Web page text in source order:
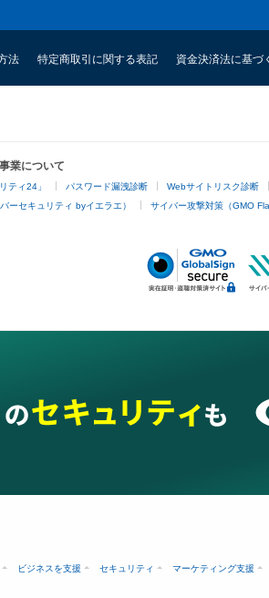
法 特定商取引に関する表記 資金決済法に基づ
業について
ティ24」 パスワード漏洩診断 Webサイトリスク診断
ーセキュリティ byイエラエ） サイバー攻撃対策（GMO
ビジネスを支援 セキュリティ マーケティング支援